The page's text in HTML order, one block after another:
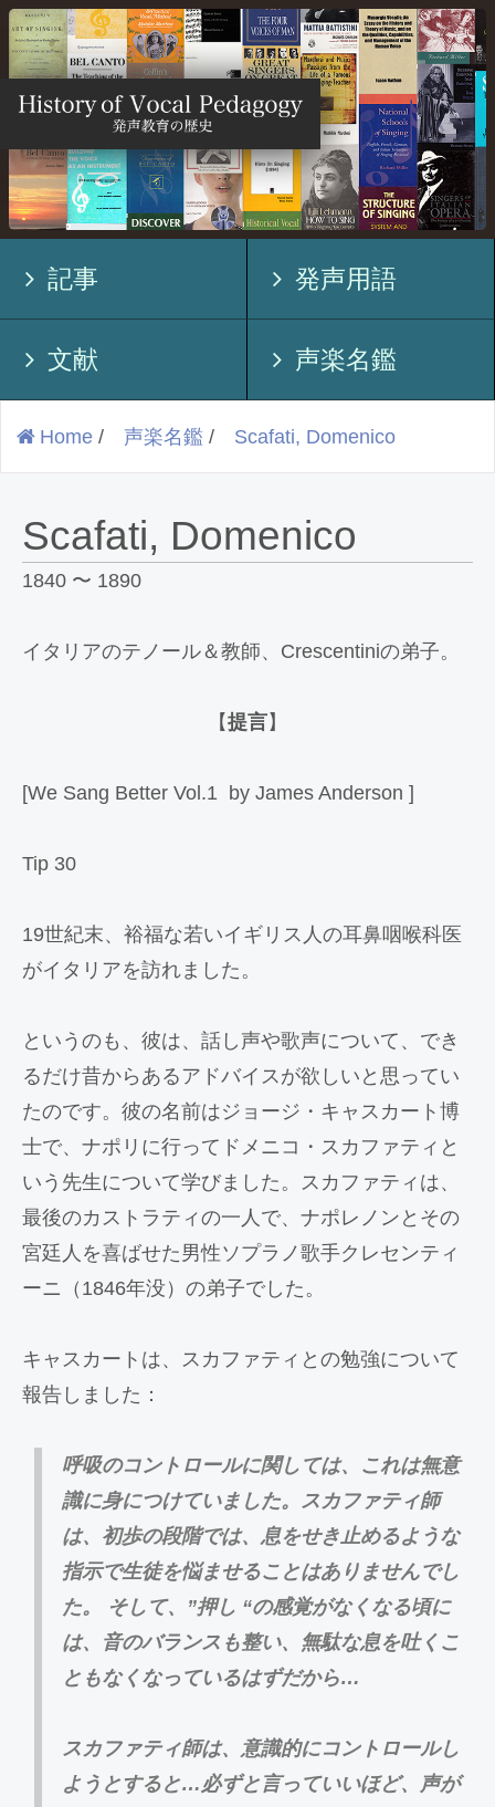
記事 発声用語
文献 声楽名鑑
Home / 声楽名鑑 / Scafati, Domenico
Scafati, Domenico
1840 〜 1890
イタリアのテノール＆教師、Crescentiniの弟子。
【提言】
[We Sang Better Vol.1 by James Anderson ]
Tip 30
19世紀末、裕福な若いイギリス人の耳鼻咽喉科医
がイタリアを訪れました。
というのも、彼は、話し声や歌声について、でき
るだけ昔からあるアドバイスが欲しいと思ってい
たのです。彼の名前はジョージ・キャスカート博
士で、ナポリに行ってドメニコ・スカファティと
いう先生について学びました。スカファティは、
最後のカストラティの一人で、ナポレノンとその
宮廷人を喜ばせた男性ソプラノ歌手クレセンティ
ーニ（1846年没）の弟子でした。
キャスカートは、スカファティとの勉強について
報告しました：
呼吸のコントロールに関しては、これは無意
識に身につけていました。スカファティ師
は、初歩の段階では、息をせき止めるような
指示で生徒を悩ませることはありませんでし
た。 そして、”押し “の感覚がなくなる頃に
は、音のバランスも整い、無駄な息を吐くこ
ともなくなっているはずだから…
スカファティ師は、意識的にコントロールし
ようとすると…必ずと言っていいほど、声が